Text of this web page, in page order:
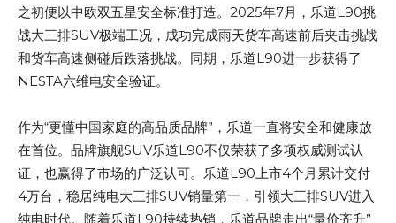
之初便以中欧双五星安全标准打造。2025年7月，乐道L90挑
战大三排SUV极端工况，成功完成雨天货车高速前后夹击挑战
和货车高速侧碰后跌落挑战。同期，乐道L90进一步获得了
NESTA六维电安全验证。
作为“更懂中国家庭的高品质品牌”，乐道一直将安全和健康放
在首位。品牌旗舰SUV乐道L90不仅荣获了多项权威测试认
证，也赢得了市场的广泛认可。乐道L90上市4个月累计交付
4万台，稳居纯电大三排SUV销量第一，引领大三排SUV进入
纯电时代。随着乐道L90持续热销，乐道品牌走出“量价齐升”